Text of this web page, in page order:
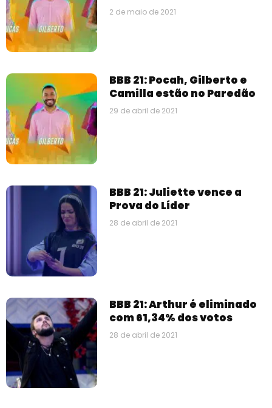
2 de maio de 2021
BBB 21: Pocah, Gilberto e
Camilla estão no Paredão
29 de abril de 2021
BBB 21: Juliette vence a
Prova do Líder
28 de abril de 2021
BBB 21: Arthur é eliminado
com 61,34% dos votos
28 de abril de 2021